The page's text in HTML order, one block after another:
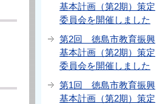
基本計画（第2期）策定
委員会を開催しました
第2回 徳島市教育振興
基本計画（第2期）策定
委員会を開催しました
第1回 徳島市教育振興
基本計画（第2期）策定